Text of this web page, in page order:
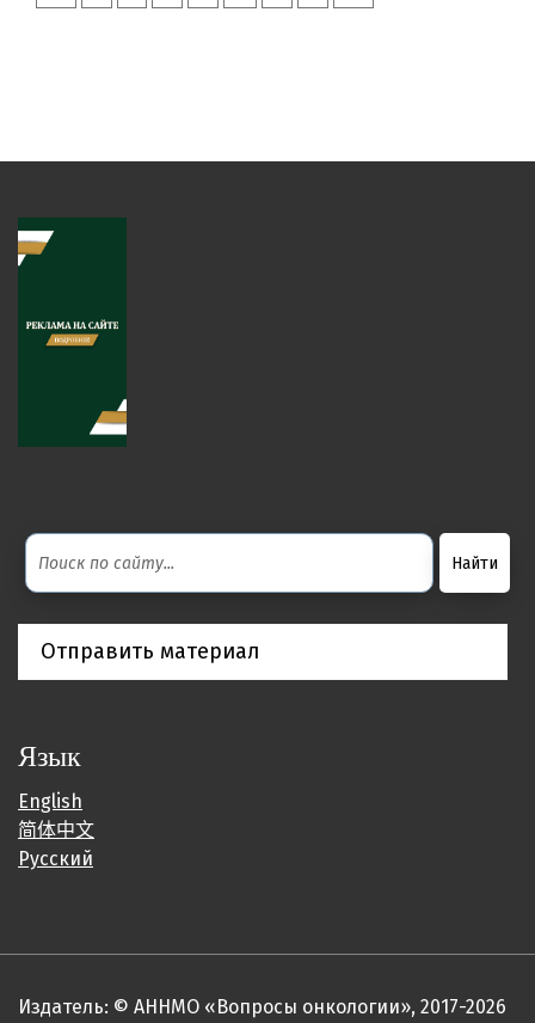
Отправить материал
Язык
English
简体中文
Русский
Издатель: © АННМО «Вопросы онкологии», 2017-2026